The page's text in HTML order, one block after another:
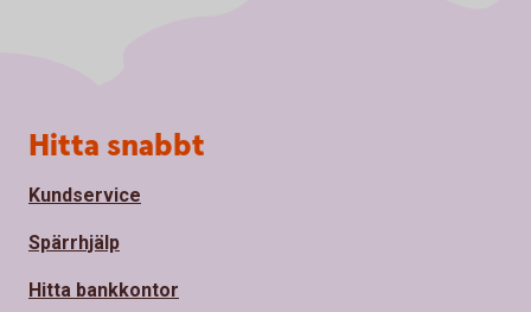
Sidfot
Hitta snabbt
Kundservice
Spärrhjälp
Hitta bankkontor